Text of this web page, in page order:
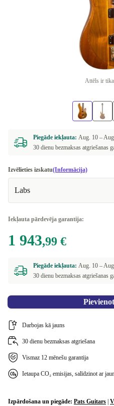
Attēls ir
Piegāde iekļauta: Aug. 10 –
30 dienu bezmaksas atgriešanas
Izvēlieties izskatu(Informācija)
Labs
Iekļauta pārdevēja garantija:
1 943,99 €
Piegāde iekļauta: Aug. 10 –
30 dienu bezmaksas atgriešanas
Darbojas kā jauns
30 dienu bezmaksas atgriešana
Vismaz 12 mēnešu garantija
Ietaupa CO₂ emisijas, salīdzinot ar
Izpārdošana un piegāde: Pats Guitars